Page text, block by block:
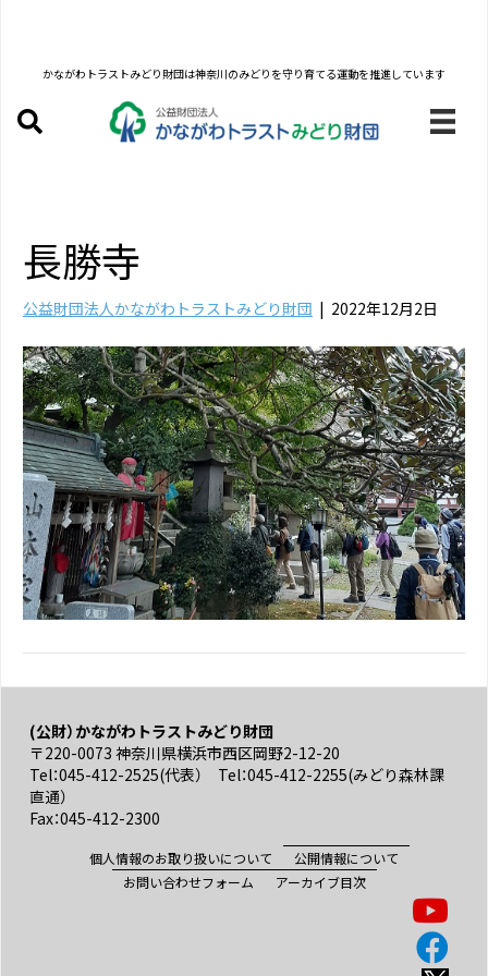
かながわトラストみどり財団は神奈川のみどりを守り育てる運動を推進しています
長勝寺
公益財団法人かながわトラストみどり財団 | 2022年12月2日
(公財）かながわトラストみどり財団
〒220-0073 神奈川県横浜市西区岡野2-12-20
Tel：045-412-2525(代表） Tel：045-412-2255(みどり森林課
直通）
Fax：045-412-2300
個人情報のお取り扱いについて
公開情報について
お問い合わせフォーム
アーカイブ目次